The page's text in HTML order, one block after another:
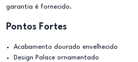
garantia é fornecido.
Pontos Fortes
Acabamento dourado envelhecido
Design Palace ornamentado